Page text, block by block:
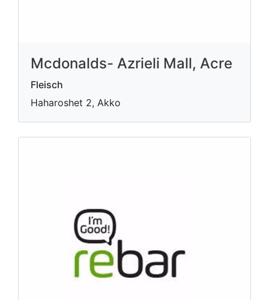
Mcdonalds- Azrieli Mall, Acre
Fleisch
Haharoshet 2, Akko